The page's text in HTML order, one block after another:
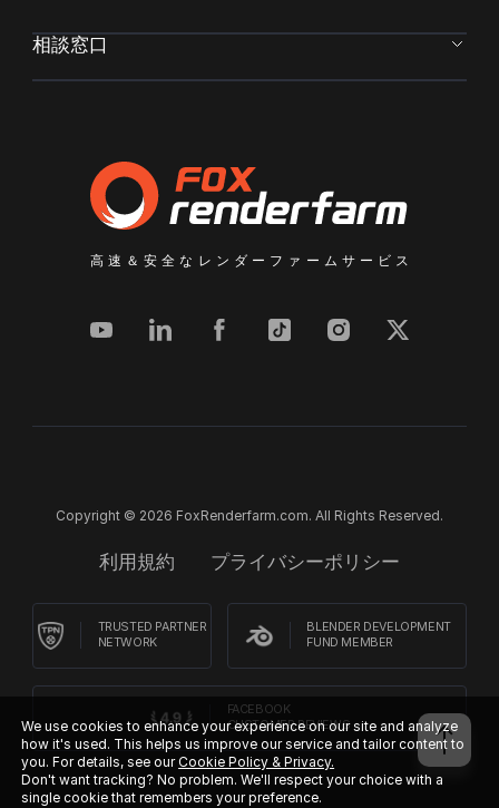
高速＆安全なレンダーファームサービス
相談窓口
Copyright © 2026 FoxRenderfarm.com. All Rights Reserved.
利用規約 プライバシーポリシー
TRUSTED PARTNER
NETWORK
BLENDER DEVELOPMENT
FUND MEMBER
FACEBOOK
CUSTOMER REVIEWS
We use cookies to enhance your experience on our site and analyze
how it's used. This helps us improve our service and tailor content to
you. For details, see ourCookie Policy & Privacy.
Don't want tracking? No problem. We'll respect your choice with a
single cookie that remembers your preference.